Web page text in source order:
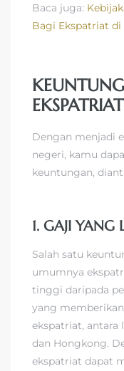
Baca juga:
Bagi Ekspatriat di
EKSPATRIAT
Dengan menjadi
negeri, kamu
keuntungan,
1. GAJI YANG
Salah satu
umumnya
tinggi daripada
yang
ekspatriat, antara
dan Hongkong.
ekspatriat dapat